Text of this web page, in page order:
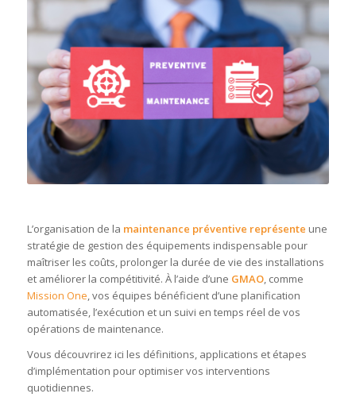
L’organisation de la maintenance préventive représente une
stratégie de gestion des équipements indispensable pour
maîtriser les coûts, prolonger la durée de vie des installations
et améliorer la compétitivité. À l’aide d’une GMAO, comme
Mission One, vos équipes bénéficient d’une planification
automatisée, l’exécution et un suivi en temps réel de vos
opérations de maintenance.
Vous découvrirez ici les définitions, applications et étapes
d’implémentation pour optimiser vos interventions
quotidiennes.